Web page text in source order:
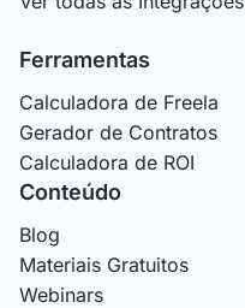
Ferramentas
Calculadora de Freela
Gerador de Contratos
Calculadora de ROI
Conteúdo
Blog
Materiais Gratuitos
Webinars